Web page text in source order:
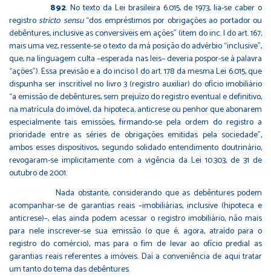
892. No texto da Lei brasileira 6.015, de 1973, lia-se caber o
registrostricto sensu“dos empréstimos por obrigações ao portador ou
debêntures, inclusive as conversíveis em ações” (item do inc. I do art. 167;
mais uma vez, ressente-se o texto da má posição do advérbio “inclusive”,
que, na linguagem culta –esperada nas leis– deveria pospor-se à palavra
“ações”). Essa previsão e a do inciso I do art. 178 da mesma Lei 6.015, que
dispunha ser inscritível no livro 3 (registro auxiliar) do ofício imobiliário
“a emissão de debêntures, sem prejuízo do registro eventual e definitivo,
na matrícula do imóvel, da hipoteca, anticrese ou penhor que abonarem
especialmente tais emissões, firmando-se pela ordem do registro a
prioridade entre as séries de obrigações emitidas pela sociedade”,
ambos esses dispositivos, segundo solidado entendimento doutrinário,
revogaram-se implicitamente com a vigência da Lei 10.303, de 31 de
outubro de 2001.
Nada obstante, considerando que as debêntures podem
acompanhar-se de garantias reais –imobiliárias, inclusive (hipoteca e
anticrese)–, elas ainda podem acessar o registro imobiliário, não mais
para nele inscrever-se sua emissão (o que é, agora, atraído para o
registro do comércio), mas para o fim de levar ao ofício predial as
garantias reais referentes a imóveis. Daí a conveniência de aqui tratar
um tanto do tema das debêntures.